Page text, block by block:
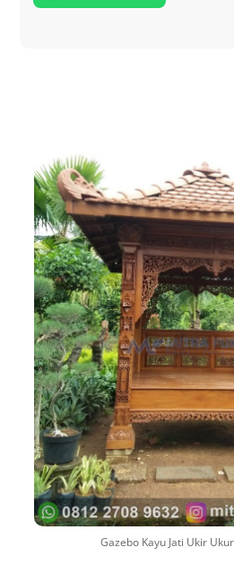
Gazebo Kayu Jati Ukir